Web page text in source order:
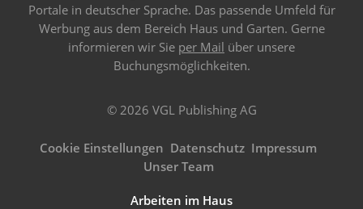
Portale in deutscher Sprache. Das passende Umfeld für
Werbung aus dem Bereich Haus und Garten. Gerne
informieren wir Sie per Mail über unsere
Buchungsmöglichkeiten.
© 2026 VGL Publishing AG
Cookie Einstellungen Datenschutz Impressum
Unser Team
Arbeiten im Haus